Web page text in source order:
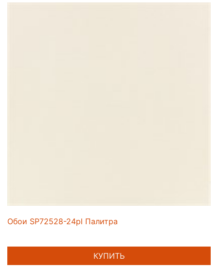
Обои SP72528-24pl Палитра
КУПИТЬ